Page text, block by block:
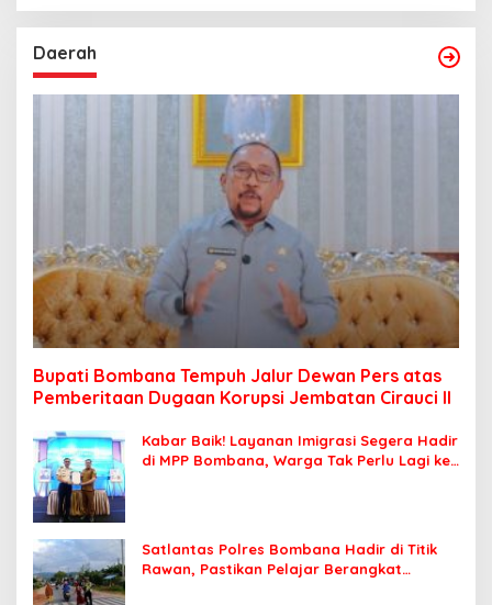
Daerah
Bupati Bombana Tempuh Jalur Dewan Pers atas
Pemberitaan Dugaan Korupsi Jembatan Cirauci II
Kabar Baik! Layanan Imigrasi Segera Hadir
di MPP Bombana, Warga Tak Perlu Lagi ke
Satlantas Polres Bombana Hadir di Titik
Rawan, Pastikan Pelajar Berangkat